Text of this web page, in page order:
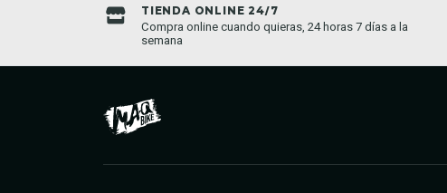
TIENDA ONLINE 24/7
Compra online cuando quieras, 24 horas 7 días a la
semana